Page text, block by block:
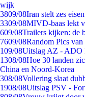
wijk
3809/08Iran stelt zes
3309/08MIVD-baas lekt
609/08Trailers kijken: de
7609/08Random Pics
109/08Uitslag AZ - ADO
1308/08Hoe 30 landen
China en Noord-Korea
308/08Vollering slaat
1908/08Uitslag PSV -